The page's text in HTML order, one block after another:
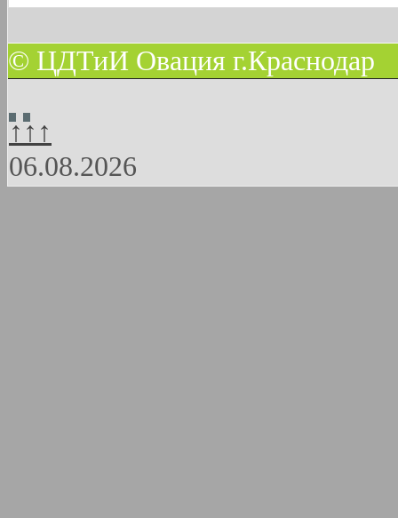
© ЦДТиИ Овация г.Краснодар
↑↑↑
06.08.2026